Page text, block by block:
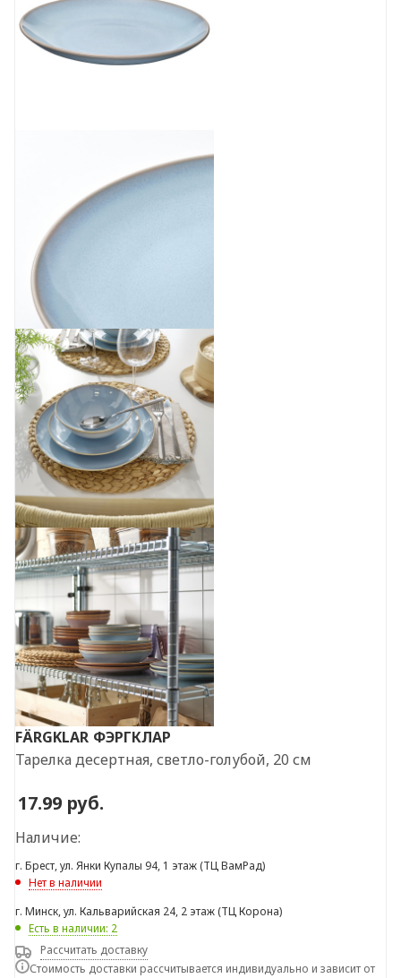
FÄRGKLAR ФЭРГКЛАР
Тарелка десертная, светло-голубой, 20 см
17.99 руб.
Наличие:
г. Брест, ул. Янки Купалы 94, 1 этаж (ТЦ ВамРад)
Нет в наличии
г. Минск, ул. Кальварийская 24, 2 этаж (ТЦ Корона)
Есть в наличии: 2
Рассчитать доставку
Стоимость доставки рассчитывается индивидуально и зависит от